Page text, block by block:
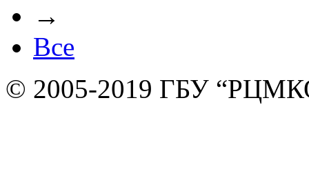
→
Все
© 2005-2019 ГБУ